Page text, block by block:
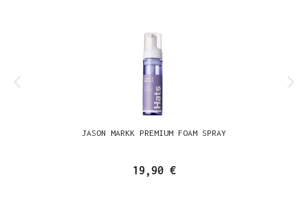
JASON MARKK PREMIUM FOAM SPRAY
19,90 €